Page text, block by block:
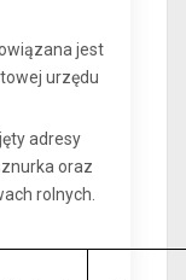
jest
urzędu
adresy
oraz
rolnych.